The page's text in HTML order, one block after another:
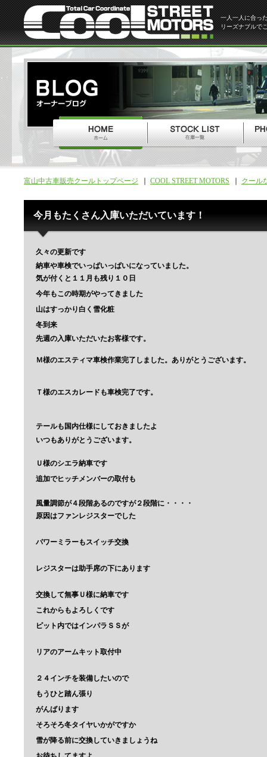
一人一人に合っ
リーズナブルで
富山中古車販売クールトップページ COOL STREET MOTORS クール
今月もたくさん入庫いただいています！
久々の更新です
納車や車検でいっぱいっぱいになっていました。
気が付くと１１月も残り１０日
今年もこの時期がやってきました
山はすっかり白く雪化粧
冬到来
先週の入庫いただいたお客様です。
Ｍ様のエスティマ車検作業完了しました。ありがとうございます。
Ｔ様のエスカレードも車検完了です。
テールも国内仕様にしておきましたよ
いつもありがとうございます。
Ｕ様のシエラ納車です
追加でヒッチメンバーの取付も
風量調節が４段階あるのですが２段階に・・・・
原因はファンレジスターでした
パワーミラーもスイッチ交換
レジスターは助手席の下にあります
交換して無事Ｕ様に納車です
これからもよろしくです
ピット内ではインパラＳＳが
リアのアームキット取付中
２４インチを装備したいので
もうひと踏ん張り
がんばります
そろそろ冬タイヤいかがですか
雪が降る前に交換していきましょうね